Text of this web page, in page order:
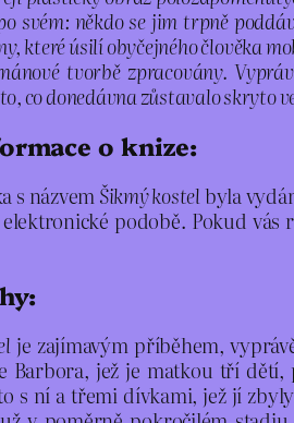
svém: někdo se jim trpně
které úsilí obyčejného člověka
tvorbě zpracovány.
co donedávna zůstavalo skryto
o knize:
s názvemŠikmý kostelbyla
podobě. Pokud
je zajímavým příběhem,
Barbora, jež je matkou tří
s ní a třemi dívkami, jež jí